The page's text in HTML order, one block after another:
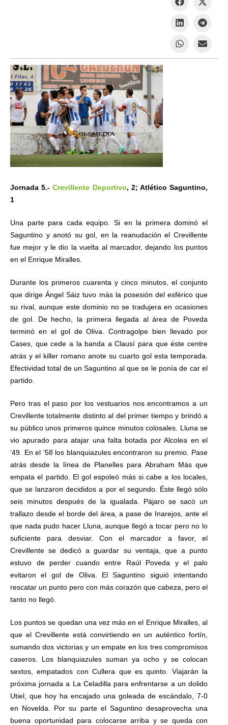
Jornada 5.-Crevillente Deportivo, 2; Atlético Saguntino,
1
Una parte para cada equipo. Si en la primera dominó el
Saguntino y anotó su gol, en la reanudación el Crevillente
fue mejor y le dio la vuelta al marcador, dejando los puntos
en el Enrique Miralles.
Durante los primeros cuarenta y cinco minutos, el conjunto
que dirige Ángel Sáiz tuvo más la posesión del esférico que
su rival, aunque este dominio no se tradujera en ocasiones
de gol. De hecho, la primera llegada al área de Poveda
terminó en el gol de Oliva. Contragolpe bien llevado por
Cases, que cede a la banda a Clausí para que éste centre
atrás y el killer romano anote su cuarto gol esta temporada.
Efectividad total de un Saguntino al que se le ponía de car el
partido.
Pero tras el paso por los vestuarios nos encontramos a un
Crevillente totalmente distinto al del primer tiempo y brindó a
su público unos primeros quince minutos colosales. Lluna se
vio apurado para atajar una falta botada por Alcolea en el
’49. En el ’58 los blanquiazules encontraron su premio. Pase
atrás desde la línea de Planelles para Abraham Más que
empata el partido. El gol espoleó más si cabe a los locales,
que se lanzaron decididos a por el segundo. Éste llegó sólo
seis minutos después de la igualada. Pájaro se sacó un
trallazo desde el borde del área, a pase de Inarejos, ante el
que nada pudo hacer Lluna, aunque llegó a tocar pero no lo
suficiente para desviar. Con el marcador a favor, el
Crevillente se dedicó a guardar su ventaja, que a punto
estuvo de perder cuando entre Raúl Poveda y el palo
evitaron el gol de Oliva. El Saguntino siguió intentando
rescatar un punto pero con más corazón que cabeza, pero el
tanto no llegó.
Los puntos se quedan una vez más en el Enrique Miralles, al
que el Crevillente está convirtiendo en un auténtico fortín,
sumando dos victorias y un empate en los tres compromisos
caseros. Los blanquiazules suman ya ocho y se colocan
sextos, empatados con Cullera que es quinto. Viajarán la
próxima jornada a La Celadilla para enfrentarse a un dolido
Utiel, que hoy ha encajado una goleada de escándalo, 7-0
en Novelda. Por su parte el Saguntino desaprovecha una
buena oportunidad para colocarse arriba y se queda con